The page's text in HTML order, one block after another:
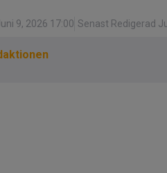
9, 2026 17:00 Senast Redigerad